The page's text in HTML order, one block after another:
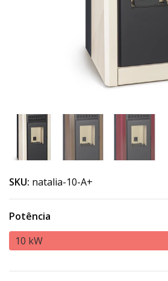
SKU: natalia-10-A+
Potência
10 kW